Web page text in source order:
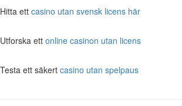
Hitta ett casino utan svensk licens här
Utforska ett online casinon utan licens
Testa ett säkert casino utan spelpaus